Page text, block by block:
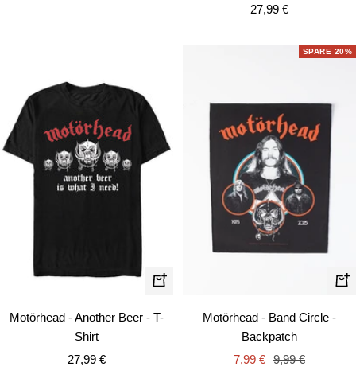
Angebotspreis
27,99 €
Schnellansicht
Motörhead - Another Beer - T-
Shirt
Angebotspreis
27,99 €
SPARE 20%
In
Motörhead - Band Circle -
Backpatch
Angebotspreis
7,99 € Regulärer
9,99 €